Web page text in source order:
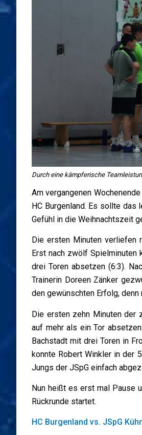
Durch eine kämpferische
Am vergangenen
HC Burgenland. Es sollte
Gefühl in die Weihnachtszeit
Die ersten Minuten verliefen
Erst nach zwölf
drei Toren absetzen (6:3).
Trainerin Doreen Zänker
den gewünschten Erfolg,
Die ersten zehn Minuten der
auf mehr als ein Tor
Bachstadt mit drei Toren in
konnte Robert Winkler in der
Jungs der JSpG einfach
Nun heißt es erst mal Pause
Rückrunde startet.
HC Burgenland vs. JSpG